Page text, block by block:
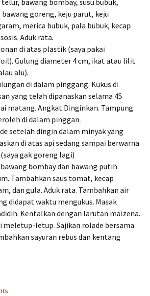
bawang bombay, susu bubuk,
goreng, keju parut, keju
merica bubuk, pala bubuk, kecap
Aduk rata.
di atas plastik (saya pakai
Gulung diameter 4 cm, ikat atau lilit
alu).
di dalam pinggang. Kukus di
yang telah dipanaskan selama 45
matang. Angkat Dinginkan. Tampung
di dalam pinggan.
setelah dingin dalam minyak yang
di atas api sedang sampai berwarna
gak goreng lagi)
bombay dan bawang putih
Tambahkan saus tomat, kecap
dan gula. Aduk rata. Tambahkan air
didapat waktu mengukus. Masak
Kentalkan dengan larutan maizena.
meletup-letup. Sajikan rolade bersama
sayuran rebus dan kentang